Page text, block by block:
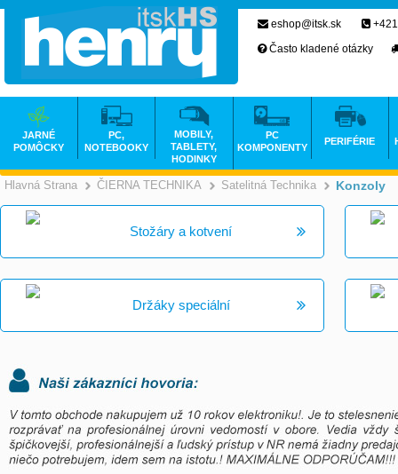
Hlavná Strana >
ČIERNA TECHNIKA >
Satelitná Technika Konzoly
Stožáry a kotvení
Držáky speciální
eshop@itsk.sk
Často kladené otázky
JARNÉ
POMÔCKY
PC,
NOTEBOOKY
MOBILY,
TABLETY,
HODINKY
PC
KOMPONENTY
PERIFÉRIE